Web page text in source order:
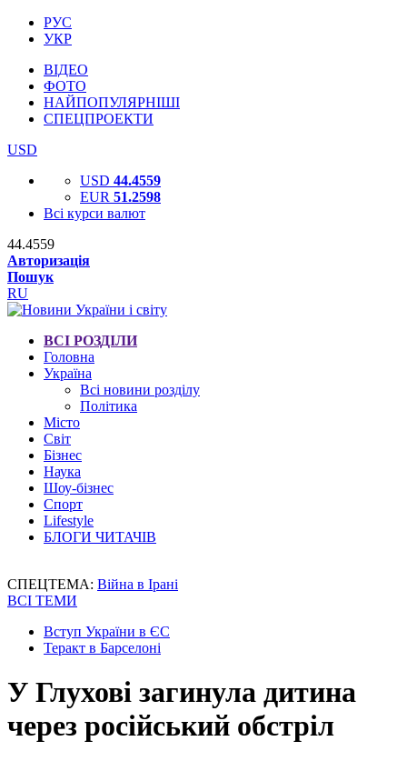
РУС
УКР
ВІДЕО
ФОТО
НАЙПОПУЛЯРНІШІ
СПЕЦПРОЕКТИ
USD
USD 44.4559
EUR 51.2598
Всі курси валют
44.4559
Авторизація
Пошук
RU
ВСІ РОЗДІЛИ
Головна
Україна
Всі новини розділу
Політика
Місто
Світ
Бізнес
Наука
Шоу-бізнес
Спорт
Lifestyle
БЛОГИ ЧИТАЧІВ
СПЕЦТЕМА: Війна в Ірані
ВСІ ТЕМИ
Вступ України в ЄС
Теракт в Барселоні
У Глухові загинула дитина
через російський обстріл